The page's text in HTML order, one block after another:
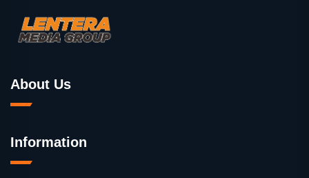
About Us
Information